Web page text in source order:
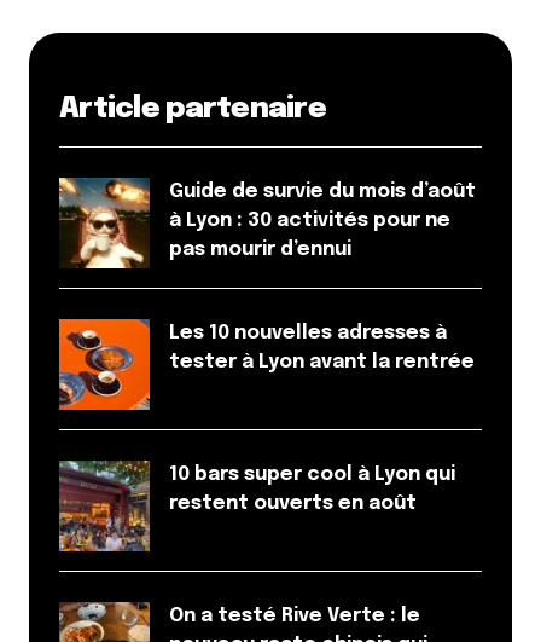
Article partenaire
Guide de survie du mois d’août
à Lyon : 30 activités pour ne
pas mourir d’ennui
Les 10 nouvelles adresses à
tester à Lyon avant la rentrée
10 bars super cool à Lyon qui
restent ouverts en août
On a testé Rive Verte : le